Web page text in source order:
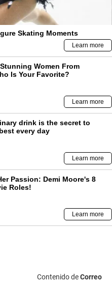
Contenido deCorreo